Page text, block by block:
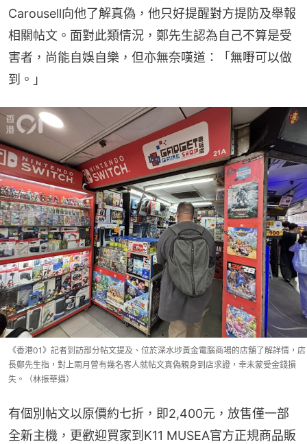
Carousell向他了解真偽，他只好提醒對方提防及舉報
相關帖文。面對此類情況，鄭先生認為自己不算是受
害者，尚能自娛自樂，但亦無奈嘆道：「無嘢可以做
到。」
《香港01》記者到訪部分帖文提及、位於深水埗黃金電腦商場的店舖了解詳情，店
長鄭先生指，對上兩月曾有幾名客人就帖文真偽親身到店求證，幸未蒙受金錢損
失。（林振華攝）
有個別帖文以原價約七折，即2,400元，放售僅一部
全新主機，更歡迎買家到K11 MUSEA官方正規商品販